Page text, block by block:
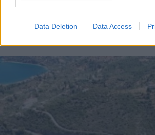
Data Deletion Data Access